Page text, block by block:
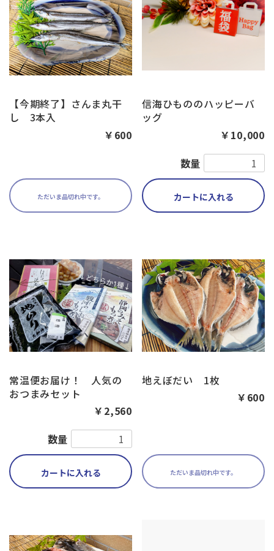
【今期終了】さんま丸干
し 3本入
￥600
ただいま品切れ中です。
信海ひもののハッピーバ
ッグ
￥10,000
数量
カートに入れる
常温便お届け！ 人気の
おつまみセット
￥2,560
数量
カートに入れる
地えぼだい 1枚
￥600
ただいま品切れ中です。